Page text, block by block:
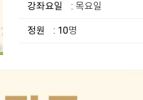
강좌요일 : 목요일
정원 : 10명